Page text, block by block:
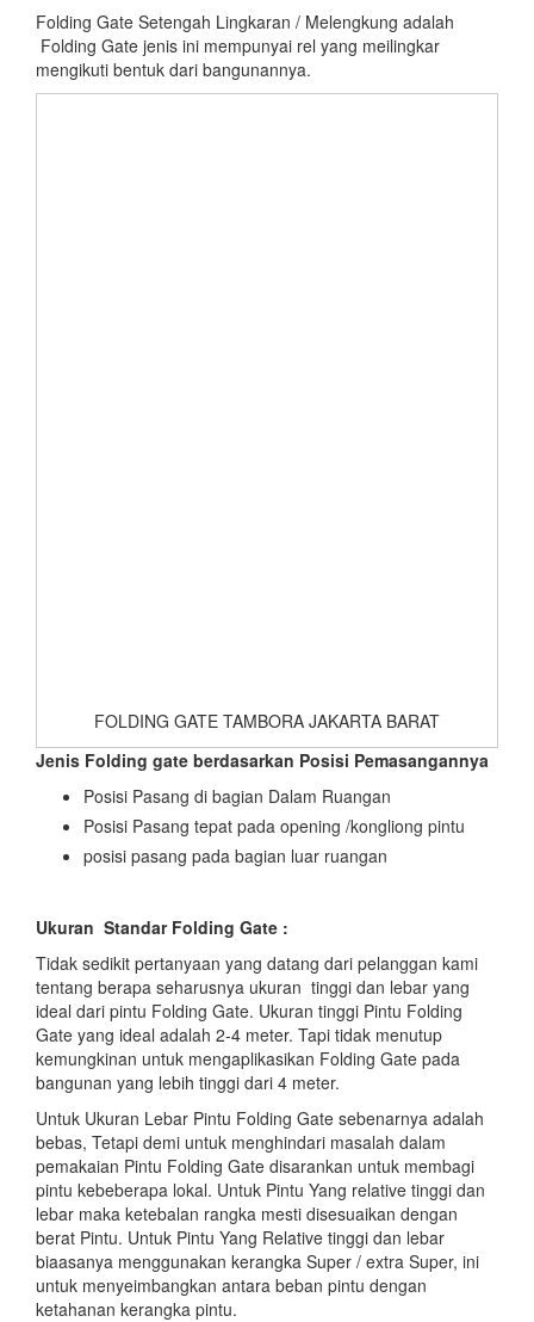
Folding Gate Setengah Lingkaran / Melengkung adalah
Folding Gate jenis ini mempunyai rel yang meilingkar
mengikuti bentuk dari bangunannya.
FOLDING GATE TAMBORA JAKARTA BARAT
Jenis Folding gate berdasarkan Posisi Pemasangannya
Posisi Pasang di bagian Dalam Ruangan
Posisi Pasang tepat pada opening /kongliong pintu
posisi pasang pada bagian luar ruangan
Ukuran Standar Folding Gate :
Tidak sedikit pertanyaan yang datang dari pelanggan kami
tentang berapa seharusnya ukuran tinggi dan lebar yang
ideal dari pintu Folding Gate. Ukuran tinggi Pintu Folding
Gate yang ideal adalah 2-4 meter. Tapi tidak menutup
kemungkinan untuk mengaplikasikan Folding Gate pada
bangunan yang lebih tinggi dari 4 meter.
Untuk Ukuran Lebar Pintu Folding Gate sebenarnya adalah
bebas, Tetapi demi untuk menghindari masalah dalam
pemakaian Pintu Folding Gate disarankan untuk membagi
pintu kebeberapa lokal. Untuk Pintu Yang relative tinggi dan
lebar maka ketebalan rangka mesti disesuaikan dengan
berat Pintu. Untuk Pintu Yang Relative tinggi dan lebar
biaasanya menggunakan kerangka Super / extra Super, ini
untuk menyeimbangkan antara beban pintu dengan
ketahanan kerangka pintu.